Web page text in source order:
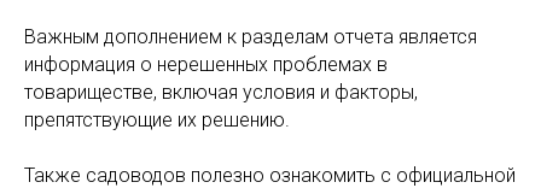
Важным дополнением к разделам отчета является
информация о нерешенных проблемах в
товариществе, включая условия и факторы,
препятствующие их решению.
Также садоводов полезно ознакомить с официальной